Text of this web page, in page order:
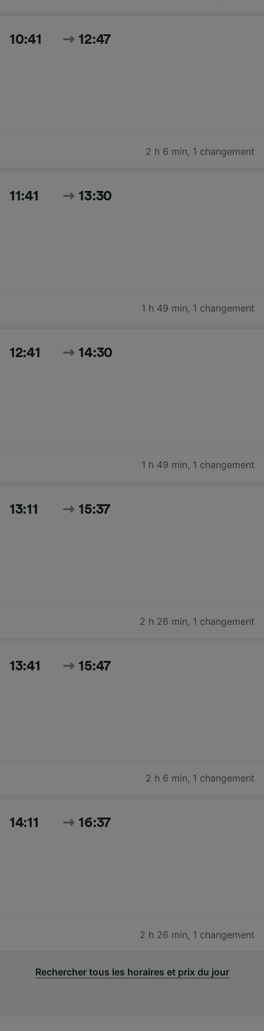
10:41 12:47
2 h 6 min, 1 changement
11:41 13:30
1 h 49 min, 1 changement
12:41 14:30
1 h 49 min, 1 changement
13:11 15:37
2 h 26 min, 1 changement
13:41 15:47
2 h 6 min, 1 changement
14:11 16:37
2 h 26 min, 1 changement
Rechercher tous les horaires et prix du jour